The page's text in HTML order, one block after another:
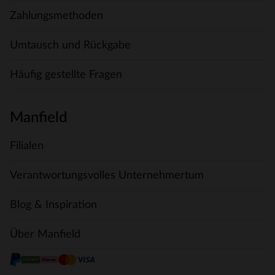
Zahlungsmethoden
Umtausch und Rückgabe
Häufig gestellte Fragen
Manfield
Filialen
Verantwortungsvolles Unternehmertum
Blog & Inspiration
Über Manfield